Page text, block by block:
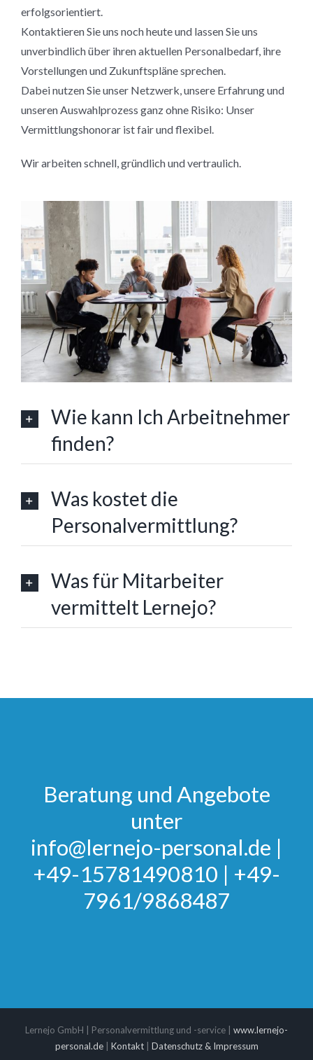
erfolgsorientiert.
Kontaktieren Sie uns noch heute und lassen Sie uns
unverbindlich über ihren aktuellen Personalbedarf, ihre
Vorstellungen und Zukunftspläne sprechen.
Dabei nutzen Sie unser Netzwerk, unsere Erfahrung und
unseren Auswahlprozess ganz ohne Risiko: Unser
Vermittlungshonorar ist fair und flexibel.
Wir arbeiten schnell, gründlich und vertraulich.
Wie kann Ich Arbeitnehmer
finden?
Was kostet die
Personalvermittlung?
Was für Mitarbeiter
vermittelt Lernejo?
Beratung und Angebote
unter
info@lernejo-personal.de |
+49-15781490810 | +49-
7961/9868487
Lernejo GmbH | Personalvermittlung und -service | www.lernejo-
personal.de| Kontakt| Datenschutz & Impressum